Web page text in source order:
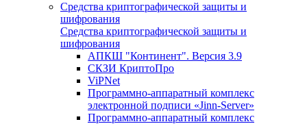
Средства криптографической защиты и
шифрования
Средства криптографической защиты и
шифрования
АПКШ "Континент". Версия 3.9
СКЗИ КриптоПро
ViPNet
Программно-аппаратный комплекс
электронной подписи «Jinn-Server»
Программно-аппаратный комплекс